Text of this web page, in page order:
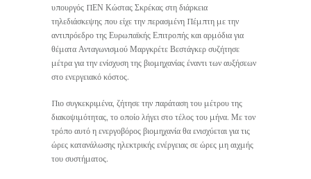
υπουργός ΠΕΝ Κώστας Σκρέκας στη διάρκεια
τηλεδιάσκεψης που είχε την περασμένη Πέμπτη με την
αντιπρόεδρο της Ευρωπαϊκής Επιτροπής και αρμόδια για
θέματα Ανταγωνισμού Μαργκρέτε Βεστάγκερ συζήτησε
μέτρα για την ενίσχυση της βιομηχανίας έναντι των αυξήσεων
στο ενεργειακό κόστος.
Πιο συγκεκριμένα, ζήτησε την παράταση του μέτρου της
διακοψιμότητας, το οποίο λήγει στο τέλος του μήνα. Με τον
τρόπο αυτό η ενεργοβόρος βιομηχανία θα ενισχύεται για τις
ώρες κατανάλωσης ηλεκτρικής ενέργειας σε ώρες μη αιχμής
του συστήματος.